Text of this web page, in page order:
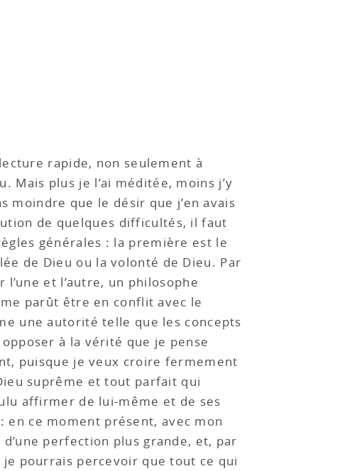
rapide, non seulement à
plus je l’ai méditée, moins j’y
moindre que le désir que j’en avais
de quelques difficultés, il faut
générales : la première est le
de Dieu ou la volonté de Dieu. Par
et l’autre, un philosophe
parût être en conflit avec le
une autorité telle que les concepts
à la vérité que je pense
puisque je veux croire fermement
suprême et tout parfait qui
affirmer de lui-même et de ses
ce moment présent, avec mon
perfection plus grande, et, par
pourrais percevoir que tout ce qui